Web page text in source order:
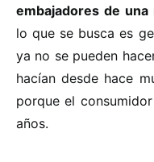
embajadores de
lo que se busca es
ya no se pueden
hacían desde hace
porque el
años.